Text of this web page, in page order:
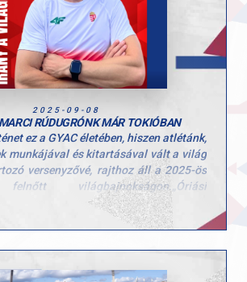
vb-jéhez szívből gratulál a GYAC teljes
csapata! Kívánjuk, hogy hasonlóan szép
tartogasson Marcinak a következő
2025-09-08
RÚDUGRÓNK MÁR TOKIÓBAN
ez a GYAC életében, hiszen atlétánk,
munkájával és kitartásával vált a világ
versenyzővé, rajthoz áll a 2025-ös
világbajnokságon.„Óriási
hatalmas álom vált valóra ezzel,
színpad az olimpián kívül” –
a felkészülés közben.
és a magabiztos versenyzésre
edzésen a maximumot adva. Külön